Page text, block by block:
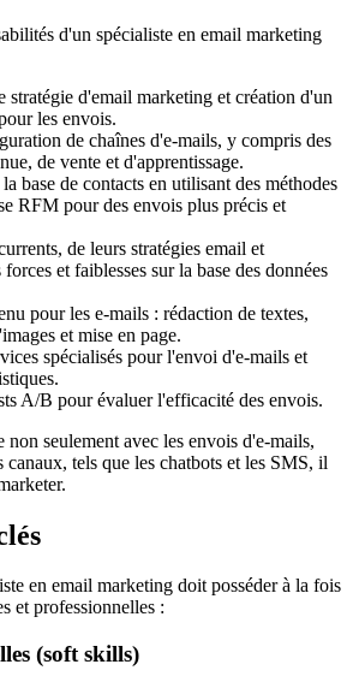
d'un spécialiste en email marketing
stratégie d'email marketing et création d'un
les envois.
de chaînes d'e-mails, y compris des
de vente et d'apprentissage.
base de contacts en utilisant des méthodes
RFM pour des envois plus précis et
de leurs stratégies email et
et faiblesses sur la base des données
pour les e-mails : rédaction de textes,
et mise en page.
spécialisés pour l'envoi d'e-mails et
A/B pour évaluer l'efficacité des envois.
non seulement avec les envois d'e-mails,
canaux, tels que les chatbots et les SMS, il
en email marketing doit posséder à la fois
et professionnelles :
(soft skills)